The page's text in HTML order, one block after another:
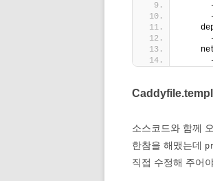
소스코드와 함께
한참을 해맸는데
직접 수정해 주어